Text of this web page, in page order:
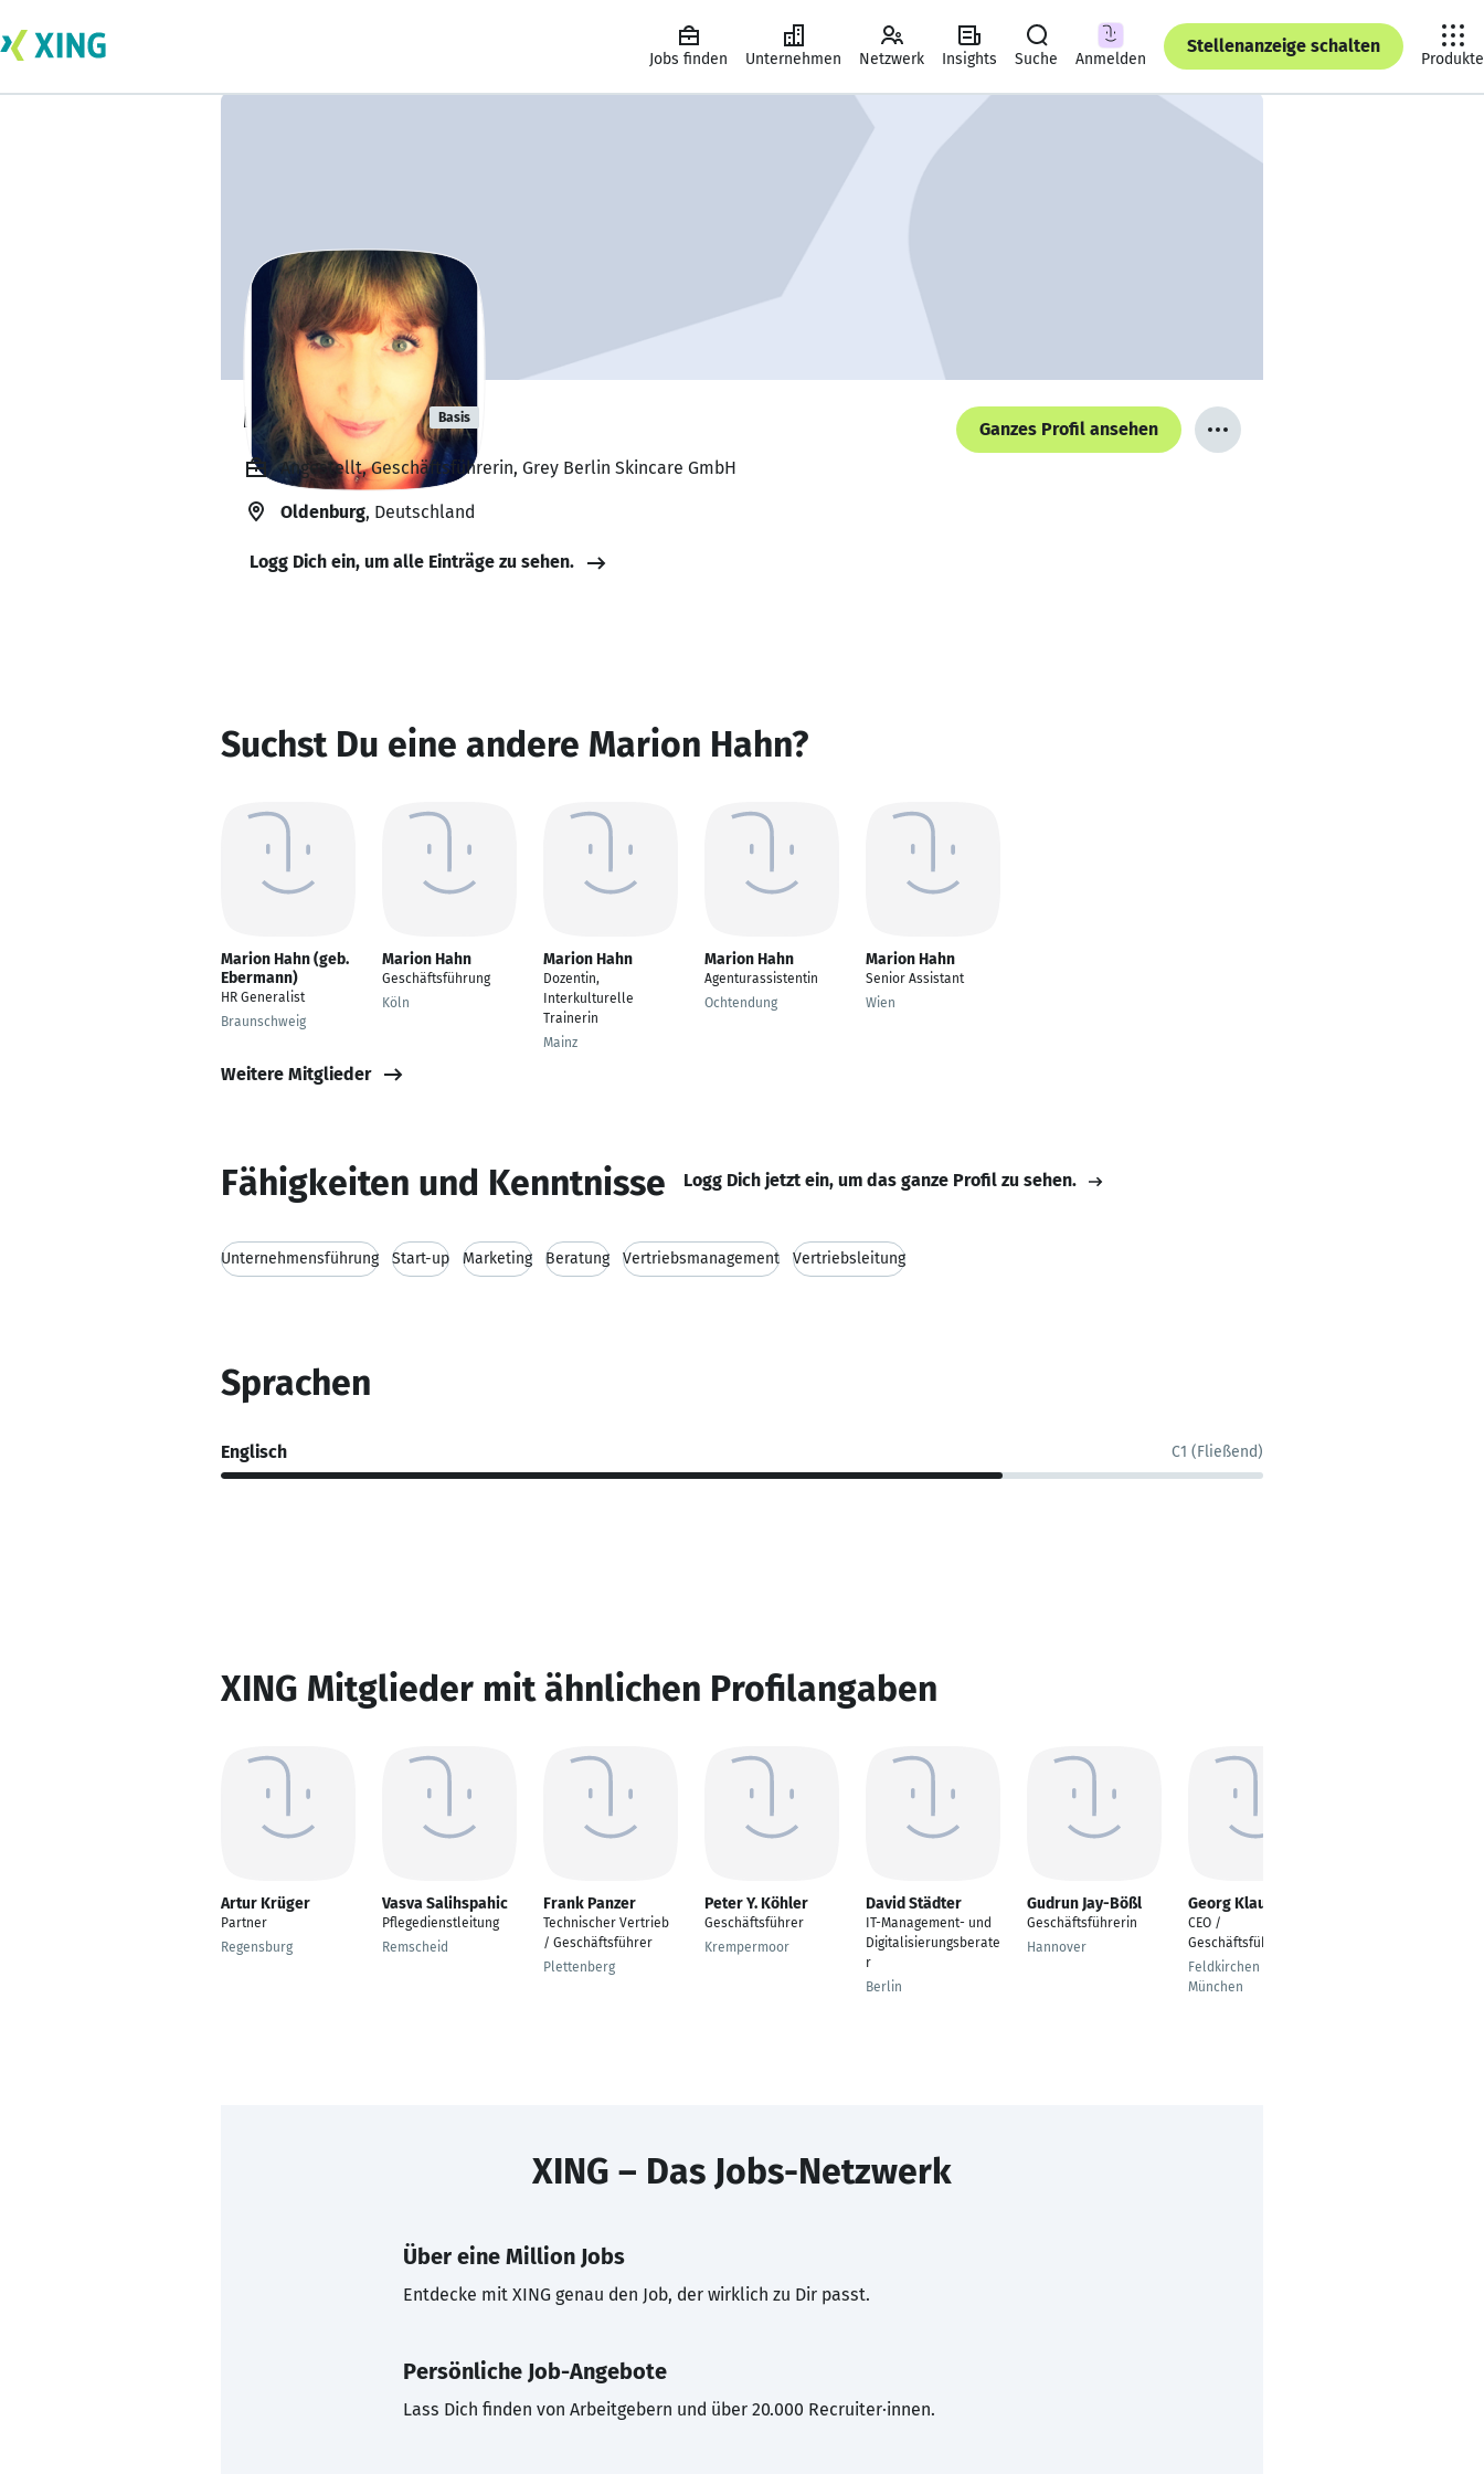
Jobs finden Unternehmen Netzwerk Insights Suche Anmelden
Stellenanzeige schalten
Produkte
Marion Hahn Basis
Ganzes Profil ansehen
Angestellt, Geschäftsführerin, Grey Berlin Skincare GmbH
Oldenburg, Deutschland
Logg Dich ein, um alle Einträge zu sehen.
Suchst Du eine andere Marion Hahn?
Marion Hahn (geb.
Ebermann)
HR Generalist
Braunschweig
Marion Hahn
Geschäftsführung
Köln
Marion Hahn
Dozentin,
Interkulturelle
Trainerin
Mainz
Marion Hahn
Agenturassistentin
Ochtendung
Marion Hahn
Senior Assistant
Wien
Weitere Mitglieder
Fähigkeiten und Kenntnisse Logg Dich jetzt ein, um das ganze Profil zu sehen.
Unternehmensführung Start-up Marketing Beratung Vertriebsmanagement Vertriebsleitung
Sprachen
Englisch C1 (Fließend)
XING Mitglieder mit ähnlichen Profilangaben
Artur Krüger
Partner
Regensburg
Vasva Salihspahic
Pflegedienstleitung
Remscheid
Frank Panzer
Technischer Vertrieb
/ Geschäftsführer
Plettenberg
Peter Y. Köhler
Geschäftsführer
Krempermoor
David Städter
IT-Management- und
Digitalisierungsberate
r
Berlin
Gudrun Jay-Bößl
Geschäftsführerin
Hannover
Georg Klauser
CEO /
Geschäftsführer
Feldkirchen b.
München
XING – Das Jobs-Netzwerk
Über eine Million Jobs
Entdecke mit XING genau den Job, der wirklich zu Dir passt.
Persönliche Job-Angebote
Lass Dich finden von Arbeitgebern und über 20.000 Recruiter·innen.